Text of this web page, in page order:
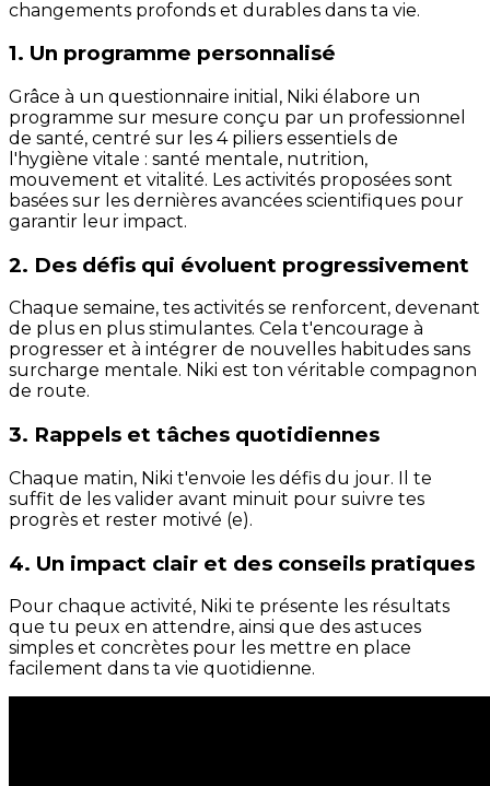
changements profonds et durables dans ta vie.
1. Un programme personnalisé
Grâce à un questionnaire initial, Niki élabore un
programme sur mesure conçu par un professionnel
de santé, centré sur les 4 piliers essentiels de
l'hygiène vitale : santé mentale, nutrition,
mouvement et vitalité. Les activités proposées sont
basées sur les dernières avancées scientifiques pour
garantir leur impact.
2. Des défis qui évoluent progressivement
Chaque semaine, tes activités se renforcent, devenant
de plus en plus stimulantes. Cela t'encourage à
progresser et à intégrer de nouvelles habitudes sans
surcharge mentale. Niki est ton véritable compagnon
de route.
3. Rappels et tâches quotidiennes
Chaque matin, Niki t'envoie les défis du jour. Il te
suffit de les valider avant minuit pour suivre tes
progrès et rester motivé (e).
4. Un impact clair et des conseils pratiques
Pour chaque activité, Niki te présente les résultats
que tu peux en attendre, ainsi que des astuces
simples et concrètes pour les mettre en place
facilement dans ta vie quotidienne.